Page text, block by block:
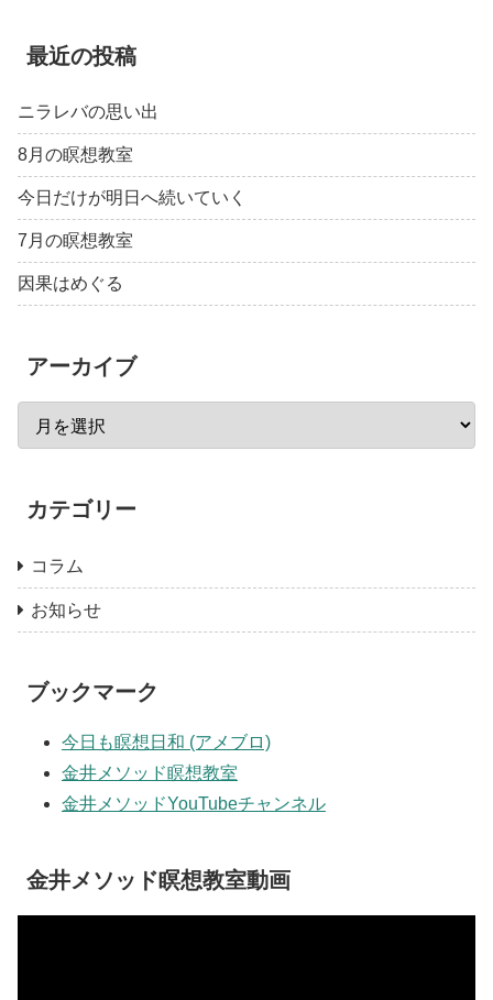
最近の投稿
ニラレバの思い出
8月の瞑想教室
今日だけが明日へ続いていく
7月の瞑想教室
因果はめぐる
アーカイブ
カテゴリー
コラム
お知らせ
ブックマーク
今日も瞑想日和 (アメブロ)
金井メソッド瞑想教室
金井メソッドYouTubeチャンネル
金井メソッド瞑想教室動画